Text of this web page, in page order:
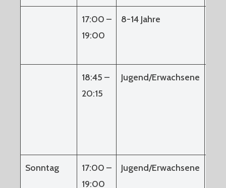
17:00 –
19:00
8-14 Jahre
18:45 –
20:15
Jugend/Erwachsene
Sonntag
17:00 –
19:00
Jugend/Erwachsene